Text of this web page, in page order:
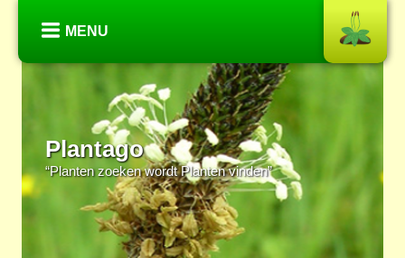
MENU
Plantago
“Planten zoeken wordt Planten vinden”